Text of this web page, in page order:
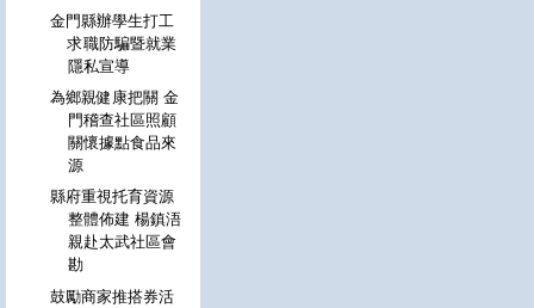
金門縣辦學生打工
求職防騙暨就業
隱私宣導
為鄉親健康把關 金
門稽查社區照顧
關懷據點食品來
源
縣府重視托育資源
整體佈建 楊鎮浯
親赴太武社區會
勘
鼓勵商家推搭券活